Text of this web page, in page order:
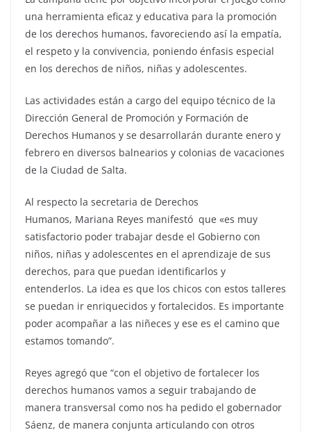
una herramienta eficaz y educativa para la promoción
de los derechos humanos, favoreciendo así la empatía,
el respeto y la convivencia, poniendo énfasis especial
en los derechos de niños, niñas y adolescentes.
Las actividades están a cargo del equipo técnico de la
Dirección General de Promoción y Formación de
Derechos Humanos y se desarrollarán durante enero y
febrero en diversos balnearios y colonias de vacaciones
de la Ciudad de Salta.
Al respecto la secretaria de Derechos
Humanos, Mariana Reyes manifestó que «es muy
satisfactorio poder trabajar desde el Gobierno con
niños, niñas y adolescentes en el aprendizaje de sus
derechos, para que puedan identificarlos y
entenderlos. La idea es que los chicos con estos talleres
se puedan ir enriquecidos y fortalecidos. Es importante
poder acompañar a las niñeces y ese es el camino que
estamos tomando”.
Reyes agregó que “con el objetivo de fortalecer los
derechos humanos vamos a seguir trabajando de
manera transversal como nos ha pedido el gobernador
Sáenz, de manera conjunta articulando con otros